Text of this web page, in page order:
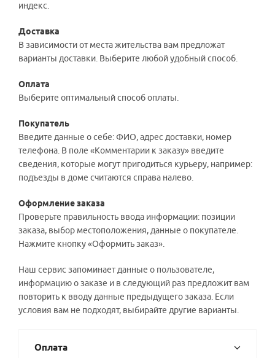
индекс.
Доставка
В зависимости от места жительства вам предложат
варианты доставки. Выберите любой удобный способ.
Оплата
Выберите оптимальный способ оплаты.
Покупатель
Введите данные о себе: ФИО, адрес доставки, номер
телефона. В поле «Комментарии к заказу» введите
сведения, которые могут пригодиться курьеру, например:
подъезды в доме считаются справа налево.
Оформление заказа
Проверьте правильность ввода информации: позиции
заказа, выбор местоположения, данные о покупателе.
Нажмите кнопку «Оформить заказ».
Наш сервис запоминает данные о пользователе,
информацию о заказе и в следующий раз предложит вам
повторить к вводу данные предыдущего заказа. Если
условия вам не подходят, выбирайте другие варианты.
Оплата